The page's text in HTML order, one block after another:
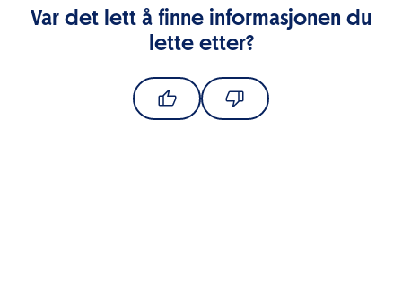
Var det lett å finne informasjonen du
lette etter?